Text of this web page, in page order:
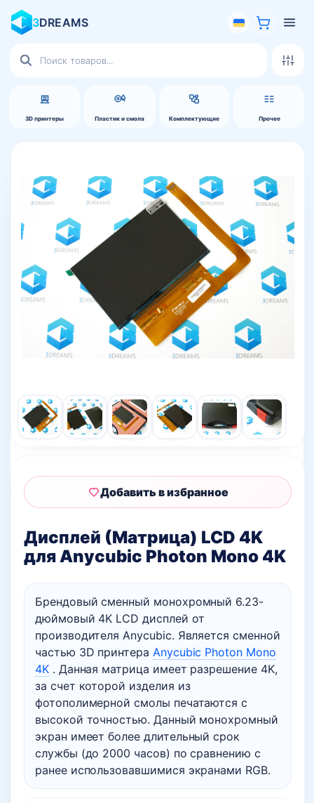
3DREAMS
3D принтеры Пластик и смола Комплектующие Прочее
товаров
Дисплей (Матрица) LCD 4K
для Anycubic Photon Mono 4K
Брендовый сменный монохромный 6.23-
дюймовый 4K LCD дисплей от
производителя Anycubic. Является сменной
частью 3D принтера Anycubic Photon Mono
4K. Данная матрица имеет разрешение 4K,
за счет которой изделия из
фотополимерной смолы печатаются с
высокой точностью. Данный монохромный
экран имеет более длительный срок
службы (до 2000 часов) по сравнению с
ранее использовавшимися экранами RGB.
Добавить в избранное